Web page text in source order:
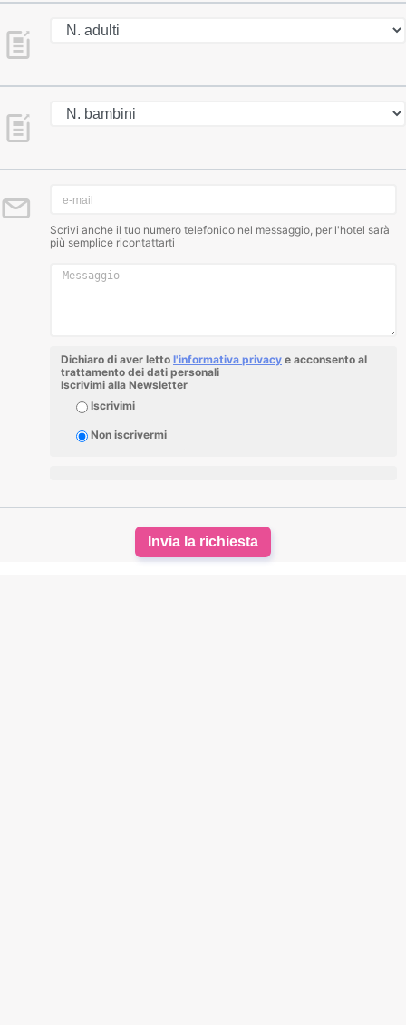
Scrivi anche il tuo numero telefonico nel messaggio, per l'hotel sarà
più semplice ricontattarti
Dichiaro di aver letto l'informativa privacy e acconsento al
trattamento dei dati personali
Iscrivimi alla Newsletter
Iscrivimi
Non iscrivermi
Invia la richiesta